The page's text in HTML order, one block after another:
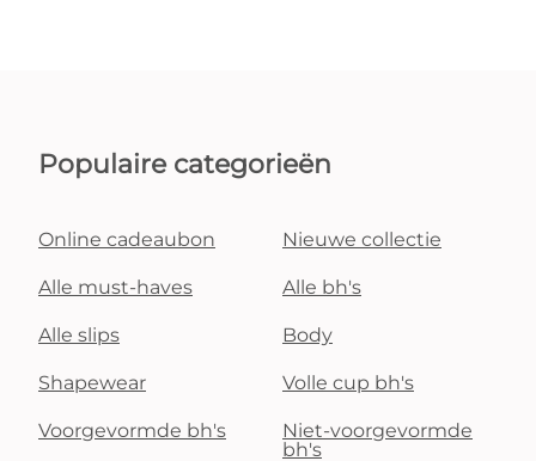
Populaire categorieën
Online cadeaubon Nieuwe collectie
Alle must-haves Alle bh's
Alle slips Body
Shapewear Volle cup bh's
Voorgevormde bh's
Niet-voorgevormde
bh's